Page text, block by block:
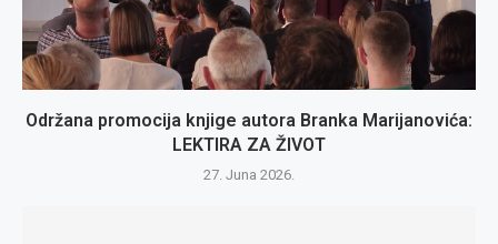
Održana promocija knjige autora Branka Marijanovića:
LEKTIRA ZA ŽIVOT
27. Juna 2026.